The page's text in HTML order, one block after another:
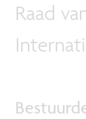
Raad